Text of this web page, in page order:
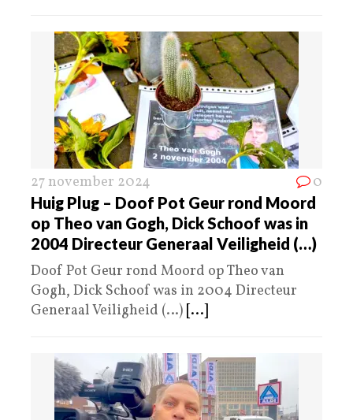
27 november 2024 0
Huig Plug – Doof Pot Geur rond Moord
op Theo van Gogh, Dick Schoof was in
2004 Directeur Generaal Veiligheid (…)
Doof Pot Geur rond Moord op Theo van
Gogh, Dick Schoof was in 2004 Directeur
Generaal Veiligheid (…) [...]